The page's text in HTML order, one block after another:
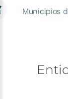
Municipios